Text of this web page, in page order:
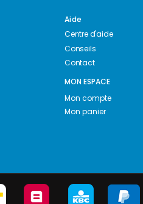
Aide
Centre d'aide
Conseils
Contact
MON ESPACE
Mon compte
Mon panier